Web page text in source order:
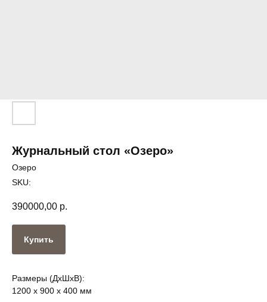
Журнальный стол «Озеро»
Озеро
SKU:
390000,00 р.
Купить
Размеры (ДxШxВ):
1200 x 900 x 400 мм